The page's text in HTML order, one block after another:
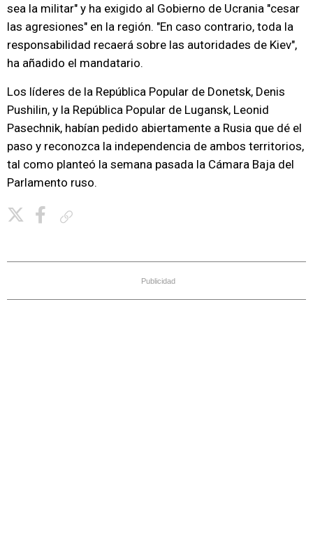
sea la militar" y ha exigido al Gobierno de Ucrania "cesar
las agresiones" en la región. "En caso contrario, toda la
responsabilidad recaerá sobre las autoridades de Kiev",
ha añadido el mandatario.
Los líderes de la República Popular de Donetsk, Denis
Pushilin, y la República Popular de Lugansk, Leonid
Pasechnik, habían pedido abiertamente a Rusia que dé el
paso y reconozca la independencia de ambos territorios,
tal como planteó la semana pasada la Cámara Baja del
Parlamento ruso.
Publicidad